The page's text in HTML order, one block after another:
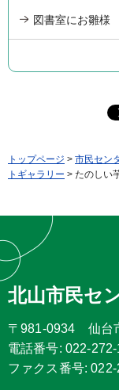
図書室にお雛様
トップページ > 市民セン
トギャラリー > たのしい
北山市民セ
〒981-0934 仙台
電話番号: 022-
ファクス番号: